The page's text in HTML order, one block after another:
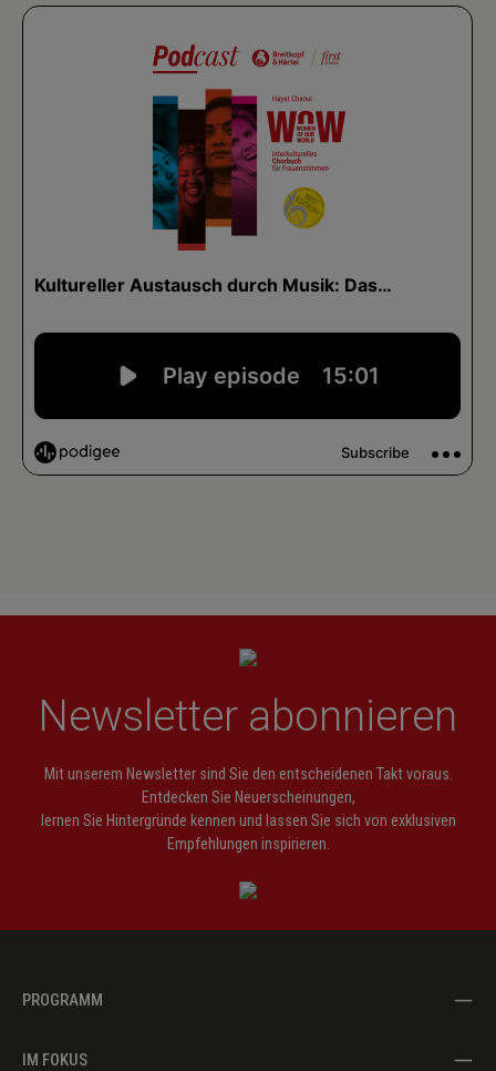
Newsletter abonnieren
Mit unserem Newsletter sind Sie den entscheidenen Takt voraus.
Entdecken Sie Neuerscheinungen,
lernen Sie Hintergründe kennen und lassen Sie sich von exklusiven
Empfehlungen inspirieren.
PROGRAMM
IM FOKUS